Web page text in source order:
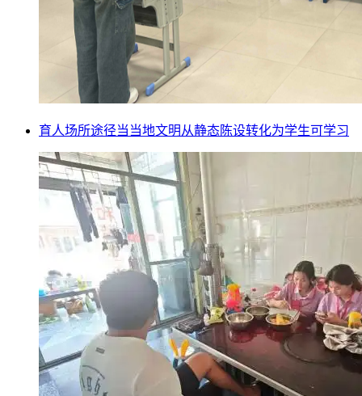
育人场所途径当当地文明从静态陈设转化为学生可学习